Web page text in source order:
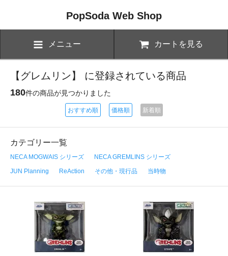
PopSoda Web Shop
メニュー カートを見る
【グレムリン】 に登録されている商品
180件の商品が見つかりました
おすすめ順 価格順 新着順
カテゴリー一覧
NECA MOGWAIS シリーズ
NECA GREMLINS シリーズ
JUN Planning
ReAction その他・現行品 当時物